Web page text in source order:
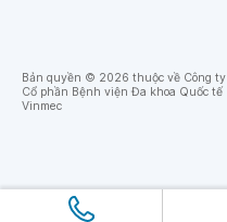
Bản quyền © 2026 thuộc về Công ty
Cổ phần Bệnh viện Đa khoa Quốc tế
Vinmec